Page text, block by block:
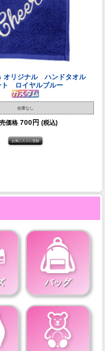
オリジナル ハンドタオル
ト ロイヤルブルー
在庫なし
価格 700円 (税込)
バッグ